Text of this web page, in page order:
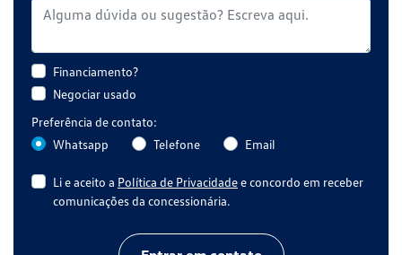
Financiamento?
Negociar usado
Preferência de contato:
Whatsapp
Telefone Email
Li e aceito a Política de Privacidadee concordo em receber
comunicações da concessionária.